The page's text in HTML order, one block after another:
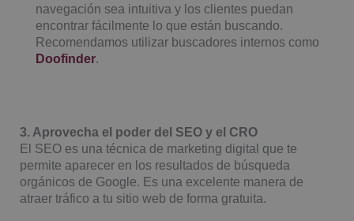
navegación sea intuitiva y los clientes puedan
encontrar fácilmente lo que están buscando.
Recomendamos utilizar buscadores internos como
Doofinder.
3. Aprovecha el poder del SEO y el CRO
El SEO es una técnica de marketing digital que te
permite aparecer en los resultados de búsqueda
orgánicos de Google. Es una excelente manera de
atraer tráfico a tu sitio web de forma gratuita.